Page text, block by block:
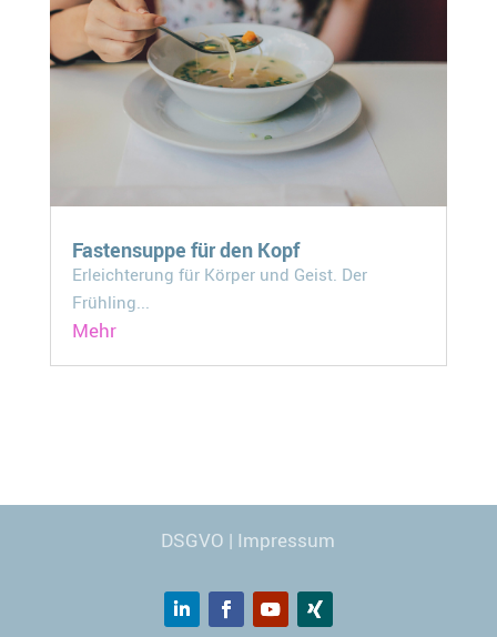
Fastensuppe für den Kopf
Erleichterung für Körper und Geist. Der
Frühling...
Mehr
DSGVO | Impressum